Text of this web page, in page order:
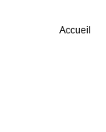
Accueil